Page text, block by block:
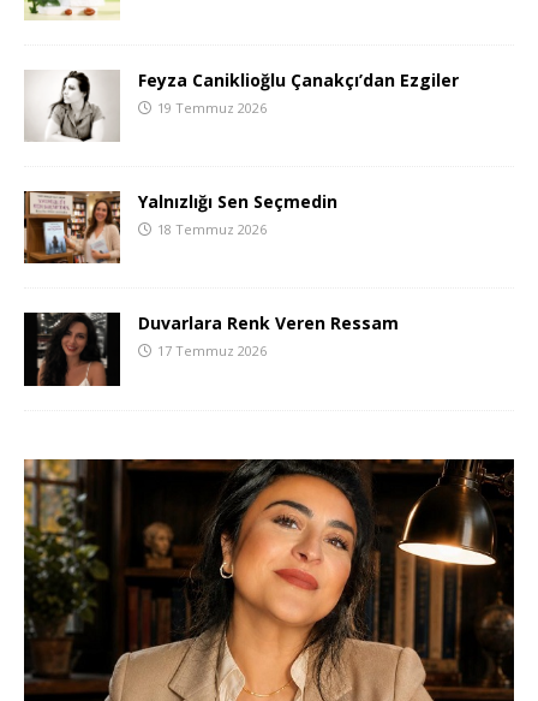
Feyza Caniklioğlu Çanakçı’dan Ezgiler
19 Temmuz 2026
Yalnızlığı Sen Seçmedin
18 Temmuz 2026
Duvarlara Renk Veren Ressam
17 Temmuz 2026